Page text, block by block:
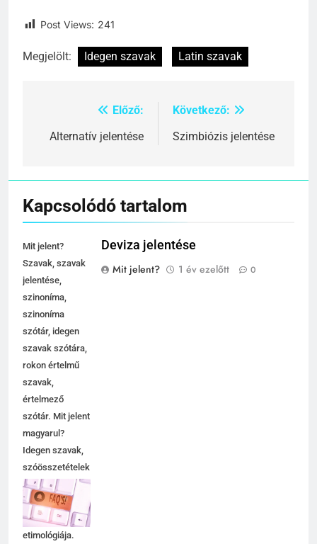
Post Views: 241
Megjelölt: Idegen szavak Latin szavak
Bejegyzés
navigáció
Előző:
Alternatív jelentése
Következő:
Szimbiózis jelentése
Kapcsolódó tartalom
Mit jelent?
Szavak, szavak
jelentése,
szinoníma,
szinoníma
szótár, idegen
szavak szótára,
rokon értelmű
szavak,
értelmező
szótár. Mit jelent
magyarul?
Idegen szavak,
szóösszetételek
jelentése,
magyarázata,
használata,
etimológiája.
Deviza jelentése
Mit jelent?
1 év ezelőtt 0